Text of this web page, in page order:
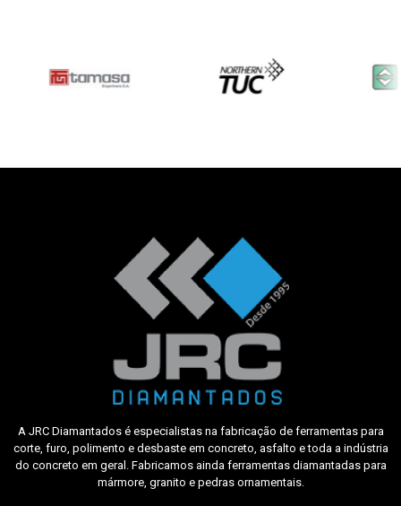
A JRC Diamantados é especialistas na fabricação de ferramentas para
corte, furo, polimento e desbaste em concreto, asfalto e toda a indústria
do concreto em geral. Fabricamos ainda ferramentas diamantadas para
mármore, granito e pedras ornamentais.